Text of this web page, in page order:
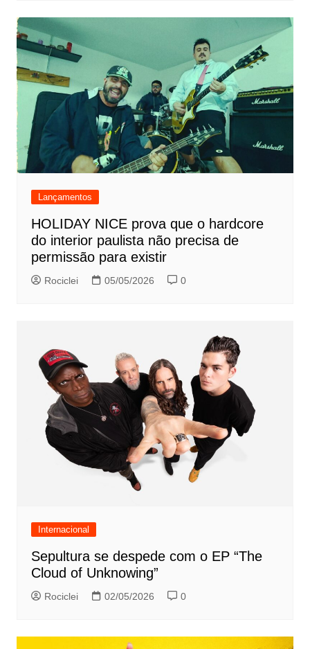
Lançamentos
HOLIDAY NICE prova que o hardcore
do interior paulista não precisa de
permissão para existir
Rociclei 05/05/2026 0
Internacional
Sepultura se despede com o EP “The
Cloud of Unknowing”
Rociclei 02/05/2026 0